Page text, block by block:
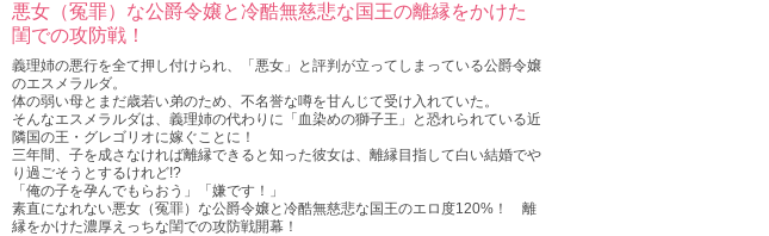
悪女（冤罪）な公爵令嬢と冷酷無慈悲な国王の離縁をかけた
閨での攻防戦！
義理姉の悪行を全て押し付けられ、「悪女」と評判が立ってしまっている公爵令嬢
のエスメラルダ。
体の弱い母とまだ歳若い弟のため、不名誉な噂を甘んじて受け入れていた。
そんなエスメラルダは、義理姉の代わりに「血染めの獅子王」と恐れられている近
隣国の王・グレゴリオに嫁ぐことに！
三年間、子を成さなければ離縁できると知った彼女は、離縁目指して白い結婚でや
り過ごそうとするけれど!?
「俺の子を孕んでもらおう」「嫌です！」
素直になれない悪女（冤罪）な公爵令嬢と冷酷無慈悲な国王のエロ度120%！ 離
縁をかけた濃厚えっちな閨での攻防戦開幕！